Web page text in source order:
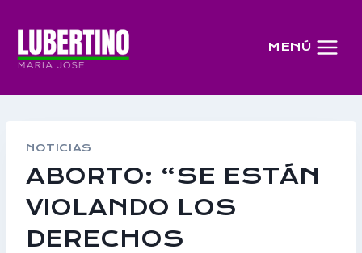
contenido
MENÚ
NOTICIAS
ABORTO: “SE ESTÁN
VIOLANDO LOS
DERECHOS